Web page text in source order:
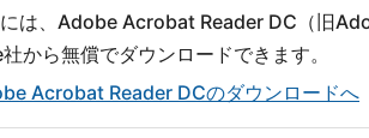
は、Adobe Acrobat Reader DC（旧
から無償でダウンロードできます。
Acrobat Reader DCのダウンロードへ